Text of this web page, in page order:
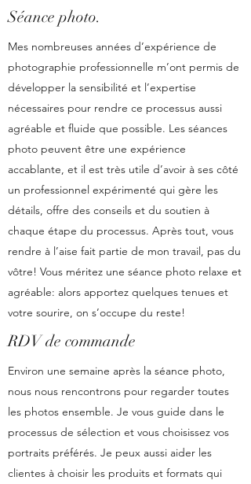
Séance photo.
Mes nombreuses années d’expérience de
photographie professionnelle m’ont permis de
développer la sensibilité et l’expertise
nécessaires pour rendre ce processus aussi
agréable et fluide que possible. Les séances
photo peuvent être une expérience
accablante, et il est très utile d’avoir à ses côté
un professionnel expérimenté qui gère les
détails, offre des conseils et du soutien à
chaque étape du processus. Après tout, vous
rendre à l’aise fait partie de mon travail, pas du
vôtre! Vous méritez une séance photo relaxe et
agréable: alors apportez quelques tenues et
votre sourire, on s’occupe du reste!
RDV de commande
Environ une semaine après la séance photo,
nous nous rencontrons pour regarder toutes
les photos ensemble. Je vous guide dans le
processus de sélection et vous choisissez vos
portraits préférés. Je peux aussi aider les
clientes à choisir les produits et formats qui